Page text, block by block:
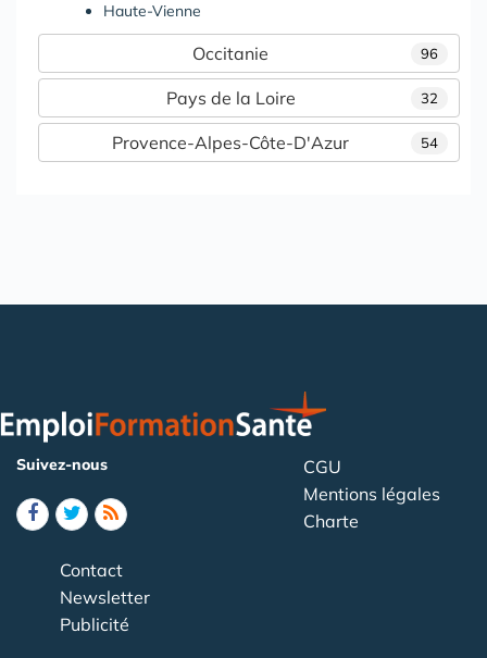
Haute-Vienne
96
Occitanie
32
Pays de la Loire
54
Provence-Alpes-Côte-D'Azur
Suivez-nous
CGU
Mentions légales
Charte
Contact
Newsletter
Publicité